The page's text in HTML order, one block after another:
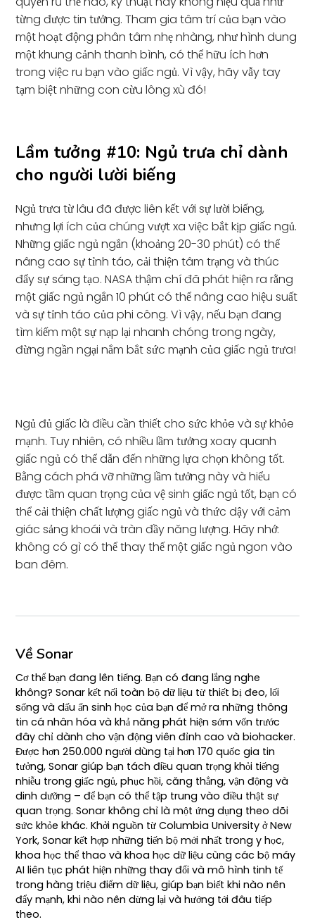
từng được tin tưởng. Tham gia tâm trí của bạn vào
một hoạt động phân tâm nhẹ nhàng, như hình dung
một khung cảnh thanh bình, có thể hữu ích hơn
trong việc ru bạn vào giấc ngủ. Vì vậy, hãy vẫy tay
tạm biệt những con cừu lông xù đó!
Lầm tưởng #10: Ngủ trưa chỉ dành
cho người lười biếng
Ngủ trưa từ lâu đã được liên kết với sự lười biếng,
nhưng lợi ích của chúng vượt xa việc bắt kịp giấc ngủ.
Những giấc ngủ ngắn (khoảng 20-30 phút) có thể
nâng cao sự tỉnh táo, cải thiện tâm trạng và thúc
đẩy sự sáng tạo. NASA thậm chí đã phát hiện ra rằng
một giấc ngủ ngắn 10 phút có thể nâng cao hiệu suất
và sự tỉnh táo của phi công. Vì vậy, nếu bạn đang
tìm kiếm một sự nạp lại nhanh chóng trong ngày,
đừng ngần ngại nắm bắt sức mạnh của giấc ngủ trưa!
Ngủ đủ giấc là điều cần thiết cho sức khỏe và sự khỏe
mạnh. Tuy nhiên, có nhiều lầm tưởng xoay quanh
giấc ngủ có thể dẫn đến những lựa chọn không tốt.
Bằng cách phá vỡ những lầm tưởng này và hiểu
được tầm quan trọng của vệ sinh giấc ngủ tốt, bạn có
thể cải thiện chất lượng giấc ngủ và thức dậy với cảm
giác sảng khoái và tràn đầy năng lượng. Hãy nhớ:
không có gì có thể thay thế một giấc ngủ ngon vào
ban đêm.
Về Sonar
Cơ thể bạn đang lên tiếng. Bạn có đang lắng nghe
không? Sonar kết nối toàn bộ dữ liệu từ thiết bị đeo, lối
sống và dấu ấn sinh học của bạn để mở ra những thông
tin cá nhân hóa và khả năng phát hiện sớm vốn trước
đây chỉ dành cho vận động viên đỉnh cao và biohacker.
Được hơn 250.000 người dùng tại hơn 170 quốc gia tin
tưởng, Sonar giúp bạn tách điều quan trọng khỏi tiếng
nhiễu trong giấc ngủ, phục hồi, căng thẳng, vận động và
dinh dưỡng – để bạn có thể tập trung vào điều thật sự
quan trọng. Sonar không chỉ là một ứng dụng theo dõi
sức khỏe khác. Khởi nguồn từ Columbia University ở New
York, Sonar kết hợp những tiến bộ mới nhất trong y học,
khoa học thể thao và khoa học dữ liệu cùng các bộ máy
AI liên tục phát hiện những thay đổi và mô hình tinh tế
trong hàng triệu điểm dữ liệu, giúp bạn biết khi nào nên
đẩy mạnh, khi nào nên dừng lại và hướng tới đâu tiếp
theo.